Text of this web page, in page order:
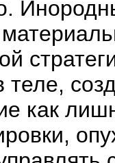
теле,
как